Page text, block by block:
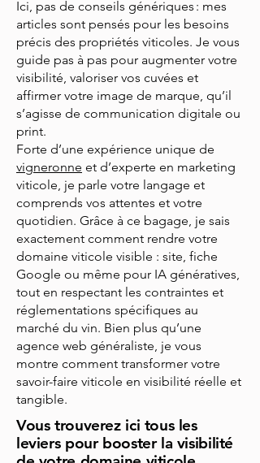
Ici, pas de conseils génériques : mes
articles sont pensés pour les besoins
précis des propriétés viticoles. Je vous
guide pas à pas pour augmenter votre
visibilité, valoriser vos cuvées et
affirmer votre image de marque, qu’il
s’agisse de communication digitale ou
print.
Forte d’une expérience unique de
vigneronne et d’experte en marketing
viticole, je parle votre langage et
comprends vos attentes et votre
quotidien. Grâce à ce bagage, je sais
exactement comment rendre votre
domaine viticole visible : site, fiche
Google ou même pour IA génératives,
tout en respectant les contraintes et
réglementations spécifiques au
marché du vin. Bien plus qu’une
agence web généraliste, je vous
montre comment transformer votre
savoir-faire viticole en visibilité réelle et
tangible.
Vous trouverez ici tous les
leviers pour booster la visibilité